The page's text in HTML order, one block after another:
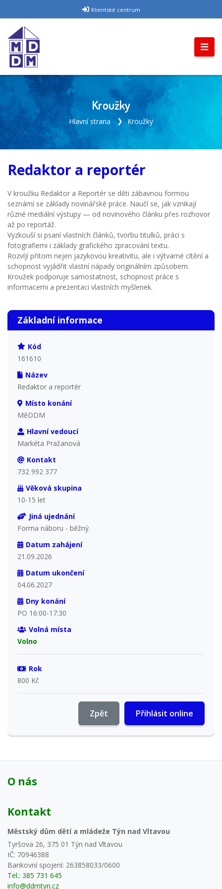
Klientské centrum
Kroužky
Hlavní strana Kroužky
Redaktor a reportér
V kroužku Redaktor a Reportér se děti zábavnou formou
seznámí se základy novinářské práce. Naučí se, jak vznikají
různé mediální výstupy — od novinového článku přes rozhovor
až po reportáž.
Vyzkouší si psaní vlastních článků, tvorbu titulků, práci s
fotografiemi i základy grafického zpracování textu.
Rozvíjí přitom nejen jazykovou kreativitu, ale i výtvarné cítění a
schopnost vyjádřit vlastní nápady originálním způsobem.
Kroužek podporuje samostatnost, schopnost práce s
informacemi a prezentaci vlastních myšlenek.
Základní informace
Kód
161610
Název
Redaktor a reportér
Místo konání
MěDDM
Hlavní vedoucí
Markéta Pražanová
Kontakt
732 992 377
Věková skupina
10-15 let
Jiná ujednání
Forma náboru - běžný.
Datum zahájení
21.09.2026
Datum ukončení
04.06.2027
Dny konání
PO 16:00-17:30
Volná místa
Volno
Rok
800 Kč
Přihlásit online
Zpět
O nás
Kontakt
Městský dům dětí a mládeže Týn nad Vltavou
Tyršova 26, 375 01 Týn nad Vltavou
IČ: 70946388
Bankovní spojení: 263858033/0600
Tel.: 385 731 645
info@ddmtyn.cz